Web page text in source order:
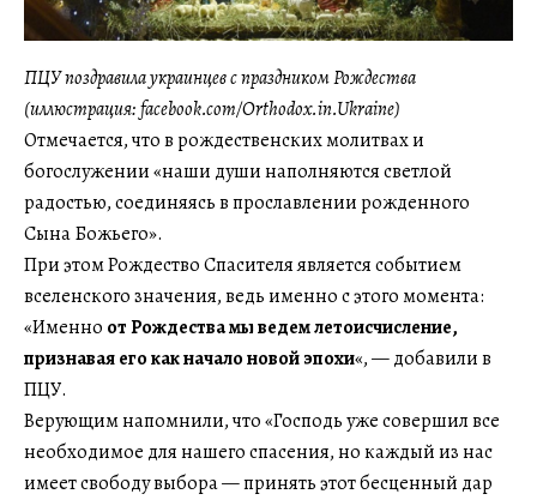
ПЦУ поздравила украинцев с праздником Рождества
(иллюстрация: facebook.com/Orthodox.in.Ukraine)
Отмечается, что в рождественских молитвах и
богослужении «наши души наполняются светлой
радостью, соединяясь в прославлении рожденного
Сына Божьего».
При этом Рождество Спасителя является событием
вселенского значения, ведь именно с этого момента:
«Именно от Рождества мы ведем летоисчисление,
признавая его как начало новой эпохи«, — добавили в
ПЦУ.
Верующим напомнили, что «Господь уже совершил все
необходимое для нашего спасения, но каждый из нас
имеет свободу выбора — принять этот бесценный дар